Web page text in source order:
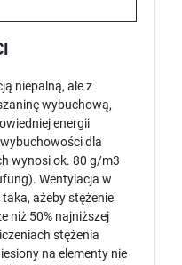
niepalną, ale z
wybuchową,
energii
dla
wynosi ok. 80 g/m3
Wentylacja w
ażeby stężenie
niż 50% najniższej
stężenia
na elementy nie